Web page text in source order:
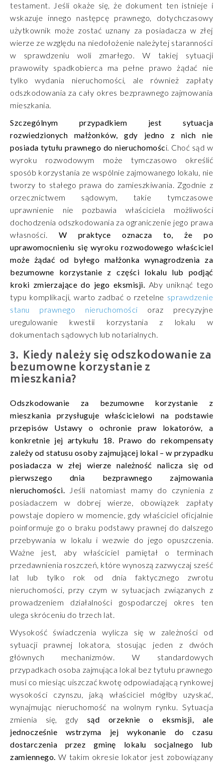
testament. Jeśli okaże się, że dokument ten istnieje i
wskazuje innego następcę prawnego, dotychczasowy
użytkownik może zostać uznany za posiadacza w złej
wierze ze względu na niedołożenie należytej staranności
w sprawdzeniu woli zmarłego. W takiej sytuacji
prawowity spadkobierca ma pełne prawo żądać nie
tylko wydania nieruchomości, ale również zapłaty
odszkodowania za cały okres bezprawnego zajmowania
mieszkania.
Szczególnym przypadkiem jest sytuacja
rozwiedzionych małżonków, gdy jedno z nich nie
posiada tytułu prawnego do nieruchomości. Choć sąd w
wyroku rozwodowym może tymczasowo określić
sposób korzystania ze wspólnie zajmowanego lokalu, nie
tworzy to stałego prawa do zamieszkiwania. Zgodnie z
orzecznictwem sądowym, takie tymczasowe
uprawnienie nie pozbawia właściciela możliwości
dochodzenia odszkodowania za ograniczenie jego prawa
własności. W praktyce oznacza to, że po
uprawomocnieniu się wyroku rozwodowego właściciel
może żądać od byłego małżonka wynagrodzenia za
bezumowne korzystanie z części lokalu lub podjąć
kroki zmierzające do jego eksmisji.
Aby uniknąć tego
typu komplikacji, warto zadbać o rzetelne sprawdzenie
stanu prawnego nieruchomości oraz precyzyjne
uregulowanie kwestii korzystania z lokalu w
dokumentach sądowych lub notarialnych.
Kiedy należy się odszkodowanie za
bezumowne korzystanie z
mieszkania?
Odszkodowanie za bezumowne korzystanie z
mieszkania przysługuje właścicielowi na podstawie
przepisów Ustawy o ochronie praw lokatorów, a
konkretnie jej artykułu 18. Prawo do rekompensaty
zależy od statusu osoby zajmującej lokal – w przypadku
posiadacza w złej wierze należność nalicza się od
pierwszego dnia bezprawnego zajmowania
nieruchomości.
Jeśli natomiast mamy do czynienia z
posiadaczem w dobrej wierze, obowiązek zapłaty
powstaje dopiero w momencie, gdy właściciel oficjalnie
poinformuje go o braku podstawy prawnej do dalszego
przebywania w lokalu i wezwie do jego opuszczenia.
Ważne jest, aby właściciel pamiętał o terminach
przedawnienia roszczeń, które wynoszą zazwyczaj sześć
lat lub tylko rok od dnia faktycznego zwrotu
nieruchomości, przy czym w sytuacjach związanych z
prowadzeniem działalności gospodarczej okres ten
ulega skróceniu do trzech lat.
Wysokość świadczenia wylicza się w zależności od
sytuacji prawnej lokatora, stosując jeden z dwóch
głównych mechanizmów. W standardowych
przypadkach osoba zajmująca lokal bez tytułu prawnego
musi co miesiąc uiszczać kwotę odpowiadającą rynkowej
wysokości czynszu, jaką właściciel mógłby uzyskać,
wynajmując nieruchomość na wolnym rynku. Sytuacja
zmienia się, gdy sąd orzeknie o eksmisji, ale
jednocześnie wstrzyma jej wykonanie do czasu
dostarczenia przez gminę lokalu socjalnego lub
zamiennego. W takim okresie lokator jest zobowiązany